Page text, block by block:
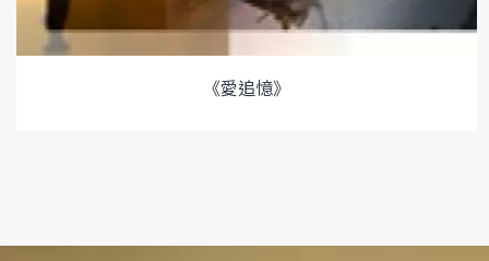
《愛追憶》